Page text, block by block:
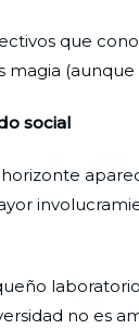
que
social
no es